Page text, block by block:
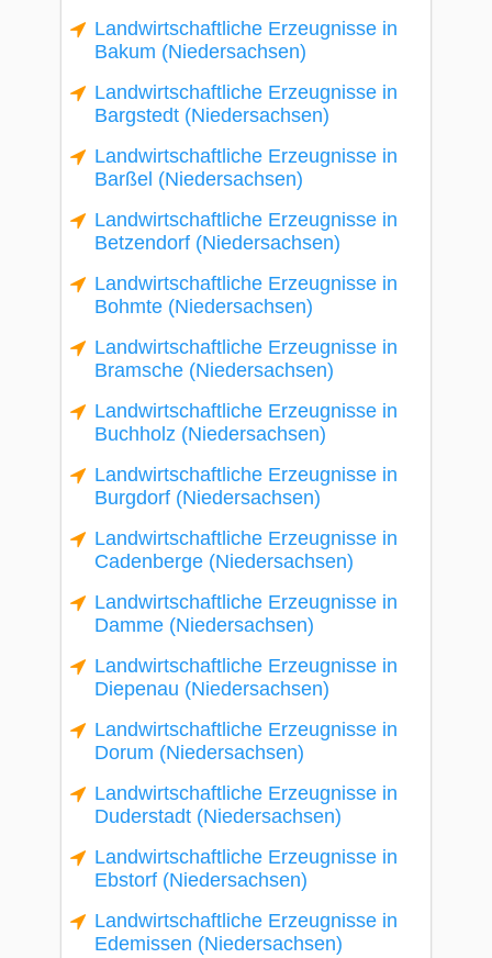
Landwirtschaftliche Erzeugnisse in
Bakum (Niedersachsen)
Landwirtschaftliche Erzeugnisse in
Bargstedt (Niedersachsen)
Landwirtschaftliche Erzeugnisse in
Barßel (Niedersachsen)
Landwirtschaftliche Erzeugnisse in
Betzendorf (Niedersachsen)
Landwirtschaftliche Erzeugnisse in
Bohmte (Niedersachsen)
Landwirtschaftliche Erzeugnisse in
Bramsche (Niedersachsen)
Landwirtschaftliche Erzeugnisse in
Buchholz (Niedersachsen)
Landwirtschaftliche Erzeugnisse in
Burgdorf (Niedersachsen)
Landwirtschaftliche Erzeugnisse in
Cadenberge (Niedersachsen)
Landwirtschaftliche Erzeugnisse in
Damme (Niedersachsen)
Landwirtschaftliche Erzeugnisse in
Diepenau (Niedersachsen)
Landwirtschaftliche Erzeugnisse in
Dorum (Niedersachsen)
Landwirtschaftliche Erzeugnisse in
Duderstadt (Niedersachsen)
Landwirtschaftliche Erzeugnisse in
Ebstorf (Niedersachsen)
Landwirtschaftliche Erzeugnisse in
Edemissen (Niedersachsen)